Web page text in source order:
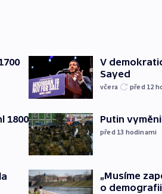
1800
V
Sayed
včera před 12
Putin
před 13 hodinami
„Musíme
o demografii